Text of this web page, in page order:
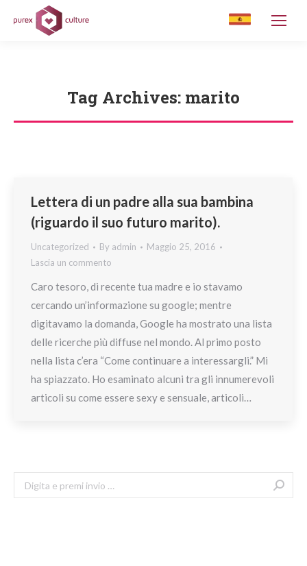
Tag Archives: marito
You are here:
Lettera di un padre alla sua bambina
(riguardo il suo futuro marito).
Uncategorized By admin
Maggio 25, 2016
Lascia un commento
Caro tesoro, di recente tua madre e io stavamo
cercando un’informazione su google; mentre
digitavamo la domanda, Google ha mostrato una lista
delle ricerche più diffuse nel mondo. Al primo posto
nella lista c’era “Come continuare a interessargli.” Mi
ha spiazzato. Ho esaminato alcuni tra gli innumerevoli
articoli su come essere sexy e sensuale, articoli…
Search: